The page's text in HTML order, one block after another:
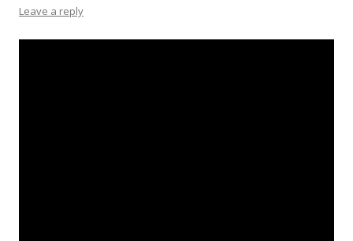
Leave a reply